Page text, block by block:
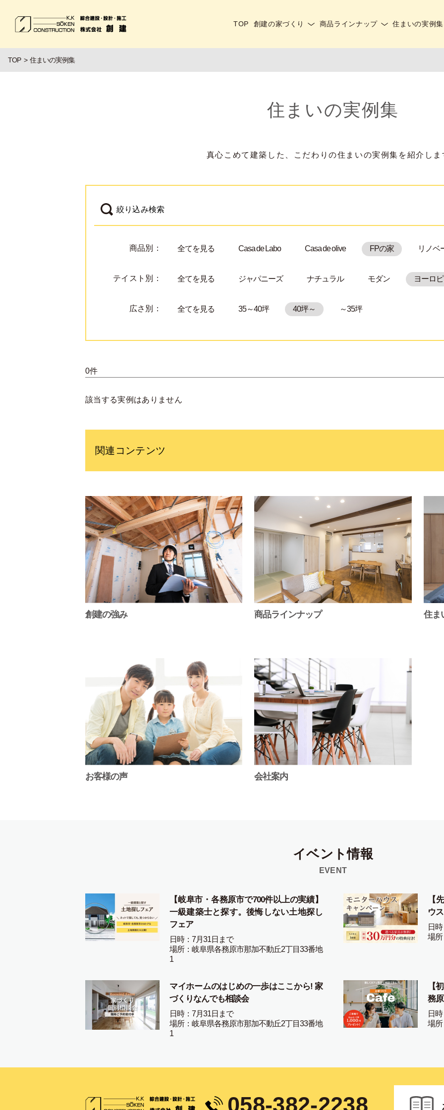
TOP 創建の家づくり 商品ラインナップ 住まいの実例集
TOP 住まいの実例集
住まいの実例集
真心こめて建築した、こだわりの住まいの実例集を紹介しま
絞り込み検索
商品別： 全てを見る Casa de Labo Casa de olive FPの家 リノベ
テイスト別： 全てを見る ジャパニーズ ナチュラル モダン ヨーロ
広さ別： 全てを見る 35～40坪 40坪～ ～35坪
0件
該当する実例はありません
関連コンテンツ
創建の強み 商品ラインナップ 住ま
お客様の声 会社案内
イベント情報
EVENT
【岐阜市・各務原市で700件以上の実績】
一級建築士と探す。後悔しない土地探し
フェア
日時：7月31日まで
場所：岐阜県各務原市那加不動丘2丁目33番地
1
【
ウ
日
場
マイホームのはじめの一歩はここから! 家
づくりなんでも相談会
日時：7月31日まで
場所：岐阜県各務原市那加不動丘2丁目33番地
1
【
務
日
場
058-382-2238